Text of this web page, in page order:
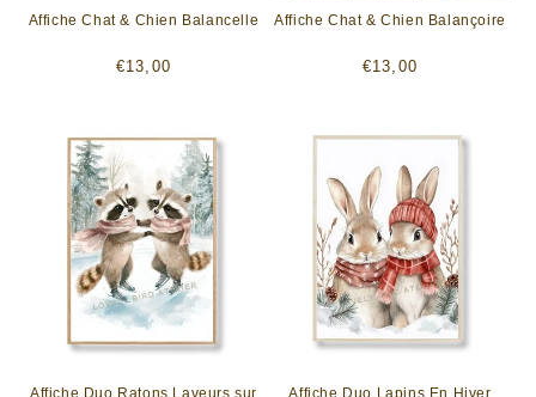
Affiche Chat & Chien Balancelle
Prix
€13,00
Affiche Chat & Chien Balançoire
Prix
€13,00
Affiche Duo Ratons Laveurs sur
Affiche Duo Lapins En Hiver